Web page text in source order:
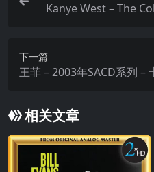
Kanye West – The
下一篇
王菲 – 2003年SACD系列 –
相关文章